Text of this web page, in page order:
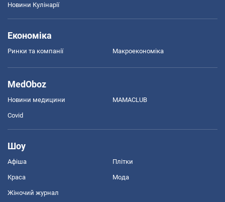
Новини Кулінарії
Економіка
Ринки та компанії Макроекономіка
MedOboz
Новини медицини MAMACLUB
Covid
Шоу
Афіша Плітки
Краса Мода
Жіночий журнал